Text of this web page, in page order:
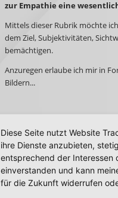
zur Empathie eine
Mittels dieser Rubrik möchte
dem Ziel, Subjektivitäten,
bemächtigen.
Anzuregen erlaube ich mir in
Bildern...
KONTAKTANGEBOT:
In Bezug auf Think können Sie
> info@michael-roloff.de
Diese Seite nutzt Website
ihre Dienste anzubieten,
entsprechend der
einverstanden und kann
für die Zukunft widerrufen